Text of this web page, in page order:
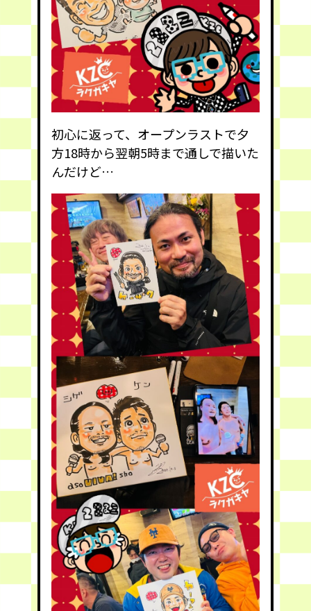
初心に返って、オープンラストで夕
方18時から翌朝5時まで通しで描いた
んだけど…